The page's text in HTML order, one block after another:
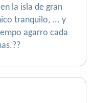
la isla de gran
tranquilo, ... y
agarro cada